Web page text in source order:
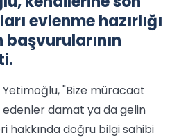
evlenme hazırlığı
Yetimoğlu, "Bize müracaat
edenler damat ya da gelin
hakkında doğru bilgi sahibi